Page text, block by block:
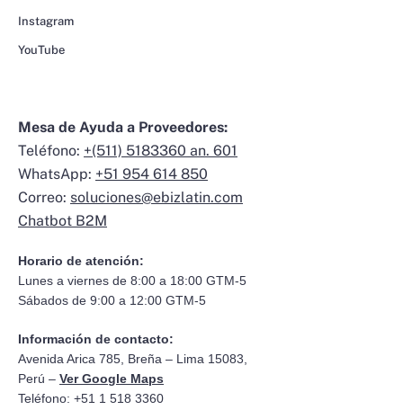
Instagram
YouTube
Mesa de Ayuda a Proveedores:
Teléfono: +(511) 5183360 an. 601
WhatsApp: +51 954 614 850
Correo: soluciones@ebizlatin.com
Chatbot B2M
Horario de atención:
Lunes a viernes de 8:00 a 18:00 GTM-5
Sábados de 9:00 a 12:00 GTM-5
Información de contacto:
Avenida Arica 785, Breña – Lima 15083,
Perú – Ver Google Maps
Teléfono: +51 1 518 3360